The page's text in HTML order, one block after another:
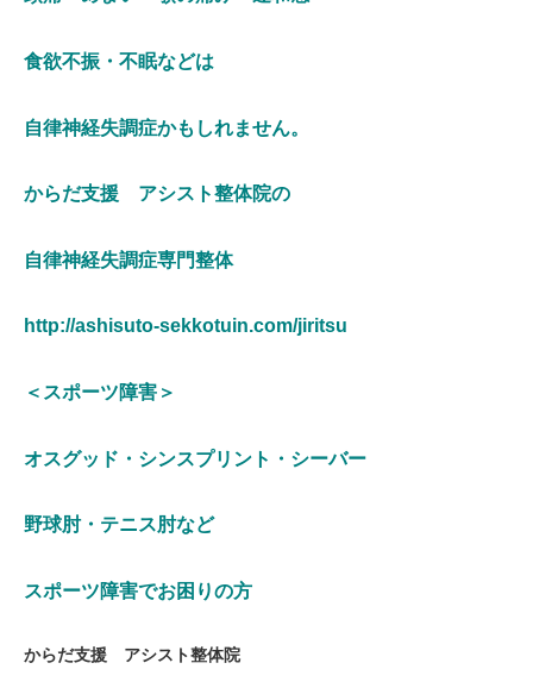
食欲不振・不眠などは
自律神経失調症かもしれません。
からだ支援 アシスト整体院の
自律神経失調症専門整体
http://ashisuto-sekkotuin.com/jiritsu
＜スポーツ障害＞
オスグッド・シンスプリント・シーバー
野球肘・テニス肘など
スポーツ障害でお困りの方
からだ支援 アシスト整体院